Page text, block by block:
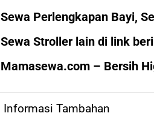
Sewa Perlengkapan Bayi,
Sewa Stroller lain di link
Mamasewa.com – Bersih
Informasi Tambahan